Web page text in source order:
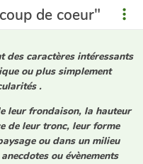
de coeur"
des caractères intéressants
ou plus simplement
.
leur frondaison, la hauteur
de leur tronc, leur forme
ou dans un milieu
ou évènements